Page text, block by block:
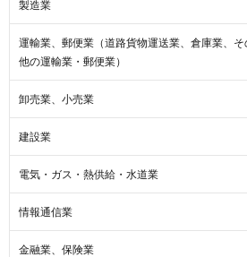
製造業
運輸業、郵便業（道路貨物運送業、倉庫業、そ
他の運輸業・郵便業）
卸売業、小売業
建設業
電気・ガス・熱供給・水道業
情報通信業
金融業、保険業